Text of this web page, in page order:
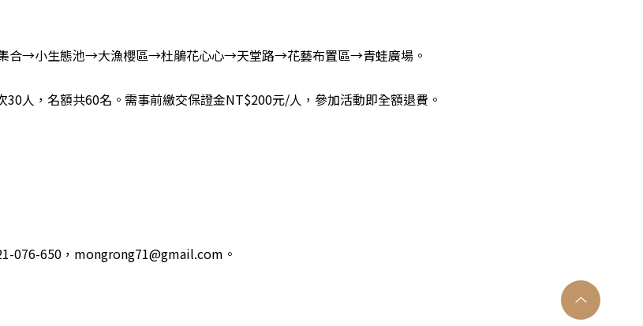
合→小生態池→大漁櫻區→杜鵑花心心→天堂路→花藝布置區→青蛙廣場。
人，名額共60名。需事前繳交保證金NT$200元/人，參加活動即全額退費。
076-650，mongrong71@gmail.com。